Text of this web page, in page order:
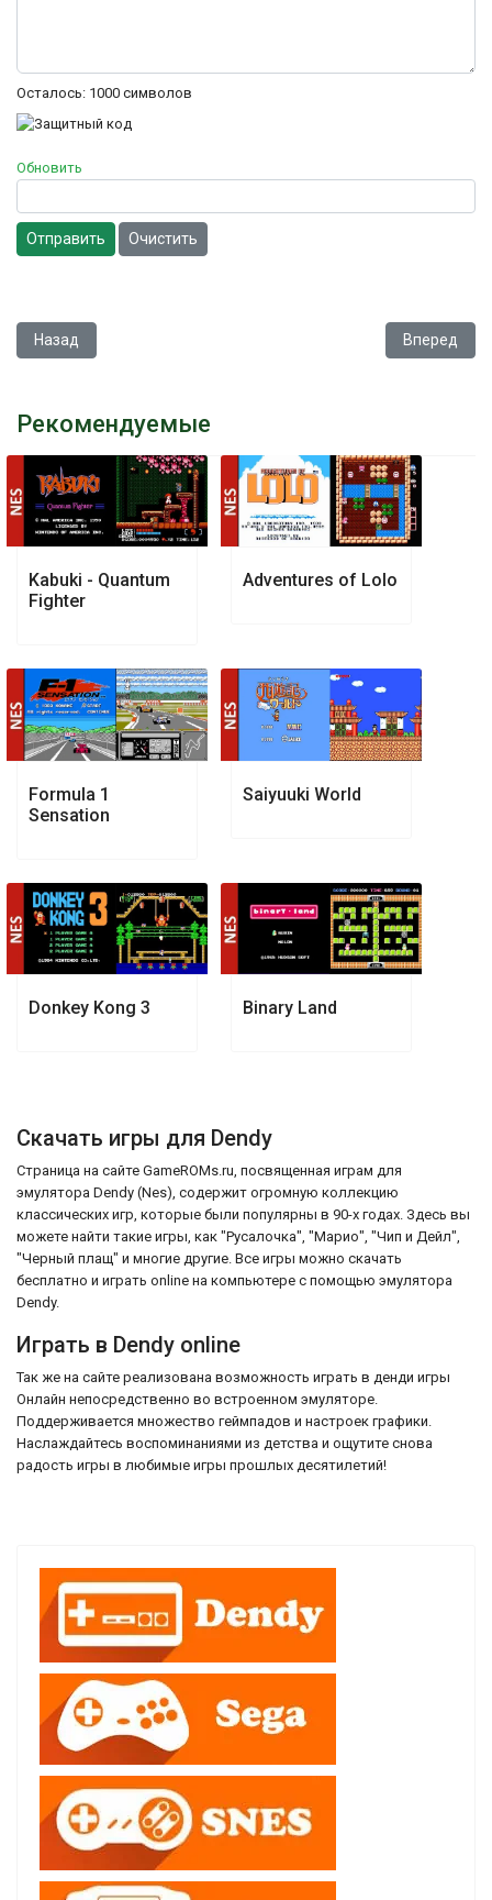
Осталось: 1000 символов
Обновить
Отправить Очистить
Предыдущий: Micro Machines
Назад Вперед
Рекомендуемые
Kabuki - Quantum
Fighter
Adventures of Lolo
Formula 1
Sensation
Saiyuuki World
Donkey Kong 3 Binary Land
Скачать игры для Dendy
Страница на сайте GameROMs.ru, посвященная играм для
эмулятора Dendy (Nes), содержит огромную коллекцию
классических игр, которые были популярны в 90-х годах. Здесь вы
можете найти такие игры, как "Русалочка", "Марио", "Чип и Дейл",
"Черный плащ" и многие другие. Все игры можно скачать
бесплатно и играть online на компьютере с помощью эмулятора
Dendy.
Играть в Dendy online
Так же на сайте реализована возможность играть в денди игры
Онлайн непосредственно во встроенном эмуляторе.
Поддерживается множество геймпадов и настроек графики.
Наслаждайтесь воспоминаниями из детства и ощутите снова
радость игры в любимые игры прошлых десятилетий!